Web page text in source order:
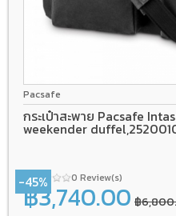
Pacsafe
กระเป๋าสะพาย Pacsafe
weekender
0 Review(s)
-45%
฿3,740.00 ฿